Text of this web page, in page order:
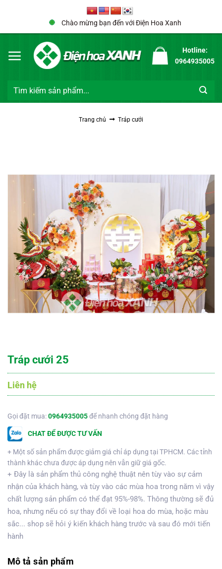
Chào mừng bạn đến với Điện Hoa Xanh
Hotline:
0964935005
Tìm
Trang chủ Tráp cưới
Tráp cưới 25
Liên hệ
Gọi đặt mua:0964935005để nhanh chóng đặt hàng
CHAT ĐỂ ĐƯỢC TƯ VẤN
+ Một số sản phẩm được giảm giá chỉ áp dụng tại TPHCM. Các tỉnh
thành khác chưa được áp dụng nên vẫn giữ giá gốc.
+ Đây là sản phẩm thủ công nghệ thuật nên tùy vào sự cảm
nhận của khách hàng, và tùy vào các mùa hoa trong năm vì vậy
chất lượng sản phẩm có thể đạt 95%-98%. Thông thường sẽ đủ
hoa, nhưng nếu có sự thay đổi về loại hoa do mùa, hoặc màu
sắc... shop sẽ hỏi ý kiến khách hàng trước và sau đó mới tiến
hành
Mô tả sản phẩm